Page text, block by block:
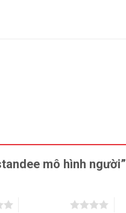
mô hình người”